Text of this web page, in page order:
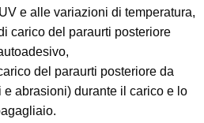
e alle variazioni di temperatura,
carico del paraurti posteriore
del paraurti posteriore da
abrasioni) durante il carico e lo